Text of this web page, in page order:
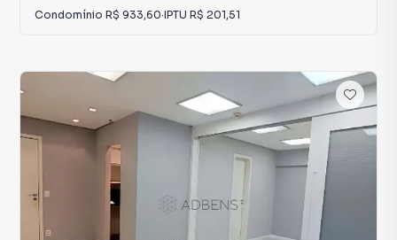
Condomínio R$ 933,60·IPTU R$ 201,51